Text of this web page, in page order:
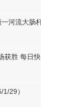
河流大肠杆菌严重超
获胜 每日快播
29）